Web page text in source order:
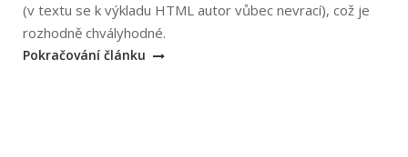
(v textu se k výkladu HTML autor vůbec nevrací), což je
rozhodně chvályhodné.
Pokračování článku